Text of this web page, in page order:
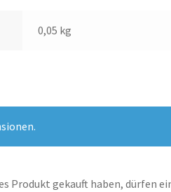
0,05 kg
Produkt gekauft haben, dürfen